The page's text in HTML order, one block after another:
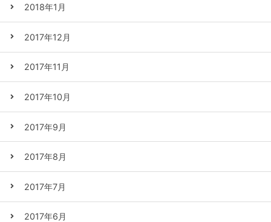
2018年1月
2017年12月
2017年11月
2017年10月
2017年9月
2017年8月
2017年7月
2017年6月